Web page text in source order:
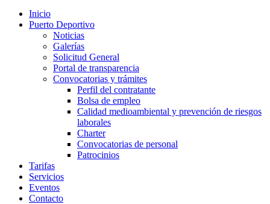
Inicio
Puerto Deportivo
Noticias
Galerías
Solicitud General
Portal de transparencia
Convocatorias y trámites
Perfil del contratante
Bolsa de empleo
Calidad medioambiental y prevención de riesgos
laborales
Charter
Convocatorias de personal
Patrocinios
Tarifas
Servicios
Eventos
Contacto